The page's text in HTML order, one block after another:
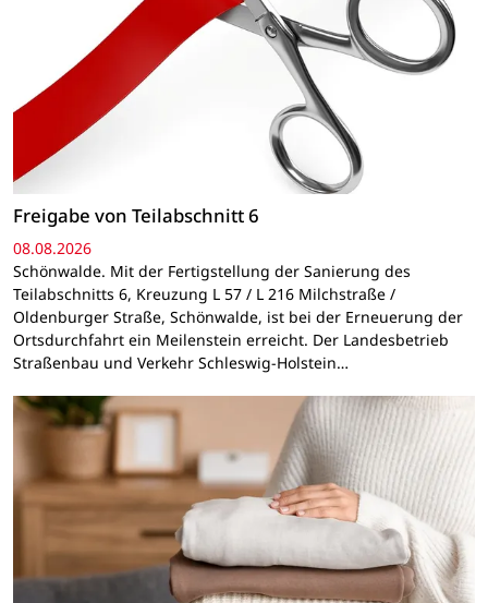
Freigabe von Teilabschnitt 6
08.08.2026
Schönwalde. Mit der Fertigstellung der Sanierung des
Teilabschnitts 6, Kreuzung L 57 / L 216 Milchstraße /
Oldenburger Straße, Schönwalde, ist bei der Erneuerung der
Ortsdurchfahrt ein Meilenstein erreicht. Der Landesbetrieb
Straßenbau und Verkehr Schleswig-Holstein…